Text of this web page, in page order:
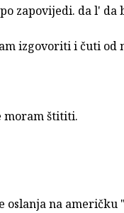
zapovijedi. da l' da
izgovoriti i čuti od
moram štititi.
oslanja na američku